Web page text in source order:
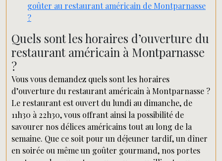
goûter au restaurant américain de Montparnasse
?
Quels sont les horaires d’ouverture du
restaurant américain à Montparnasse
?
Vous vous demandez quels sont les horaires
d’ouverture du restaurant américain à Montparnasse ?
Le restaurant est ouvert du lundi au dimanche, de
11h30 à 22h30, vous offrant ainsi la possibilité de
savourer nos délices américains tout au long de la
semaine. Que ce soit pour un déjeuner tardif, un dîner
en soirée ou même un goûter gourmand, nos portes